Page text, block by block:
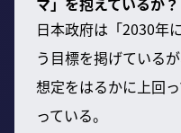
日本政府は「2030年
う目標を掲げている
想定をはるかに上回
っている。